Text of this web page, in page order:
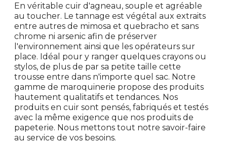
En véritable cuir d'agneau, souple et agréable
au toucher. Le tannage est végétal aux extraits
entre autres de mimosa et quebracho et sans
chrome ni arsenic afin de préserver
l'environnement ainsi que les opérateurs sur
place. Idéal pour y ranger quelques crayons ou
stylos, de plus de par sa petite taille cette
trousse entre dans n'importe quel sac. Notre
gamme de maroquinerie propose des produits
hautement qualitatifs et tendances. Nos
produits en cuir sont pensés, fabriqués et testés
avec la même exigence que nos produits de
papeterie. Nous mettons tout notre savoir-faire
au service de vos besoins.